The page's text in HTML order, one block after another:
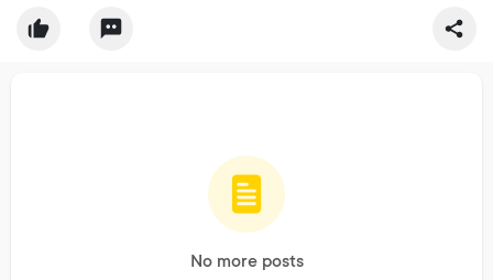
oeden.
No more posts